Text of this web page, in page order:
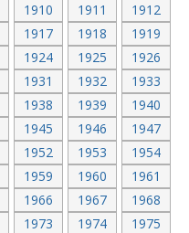
1910 1911
1912
1917 1918
1919
1924 1925
1926
1931 1932
1933
1938 1939
1940
1945 1946
1947
1952 1953
1954
1959 1960
1961
1966 1967
1968
1973 1974
1975